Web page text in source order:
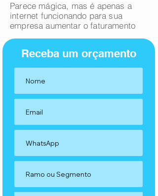
Parece mágica, mas é apenas a
internet funcionando para sua
empresa aumentar o faturamento
Receba um orçamento